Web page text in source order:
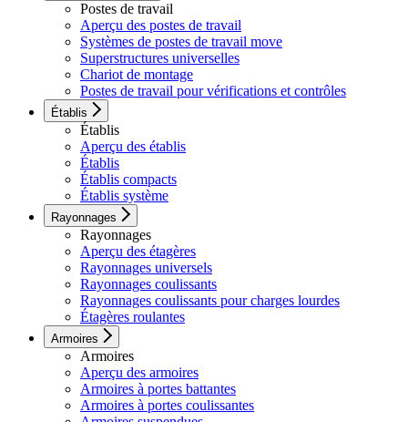
Postes de travail
Aperçu des postes de travail
Systèmes de postes de travail move
Superstructures universelles
Chariot de montage
Postes de travail pour vérifications et contrôles
Établis
Établis
Aperçu des établis
Établis
Établis compacts
Établis système
Rayonnages
Rayonnages
Aperçu des étagères
Rayonnages universels
Rayonnages coulissants
Rayonnages coulissants pour charges lourdes
Étagères roulantes
Armoires
Armoires
Aperçu des armoires
Armoires à portes battantes
Armoires à portes coulissantes